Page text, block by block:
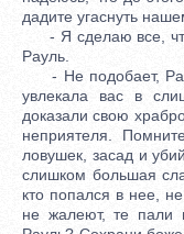
дадите угаснуть
- Я сделаю все, что
Рауль.
- Не подобает,
увлекала вас в
доказали свою
неприятеля.
ловушек, засад и
слишком большая
кто попался в нее,
не жалеют, те пали